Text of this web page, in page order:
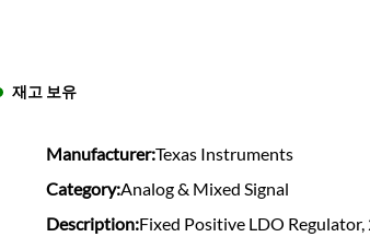
재고 보유
Manufacturer:Texas Instruments
Category:Analog & Mixed Signal
Description:Fixed Positive LDO Regulator,